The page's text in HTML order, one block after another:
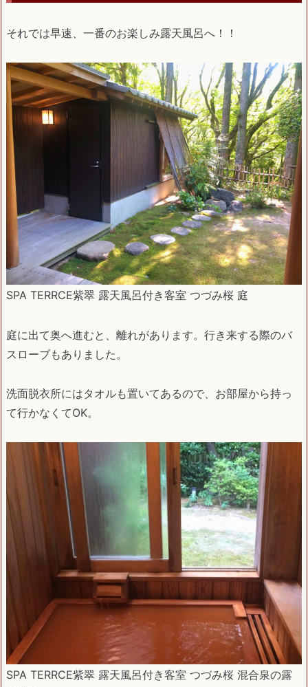
それでは早速、一番のお楽しみ露天風呂へ！！
SPA TERRCE紫翠 露天風呂付き客室 つづみ桜 庭
庭に出て奥へ進むと、離れがあります。行き来する際のバ
スローブもありました。
洗面脱衣所にはタオルも置いてあるので、お部屋から持っ
て行かなくてOK。
SPA TERRCE紫翠 露天風呂付き客室 つづみ桜 混合泉の露